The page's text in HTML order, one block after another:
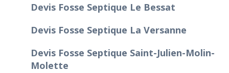
Devis Fosse Septique Le Bessat
Devis Fosse Septique La Versanne
Devis Fosse Septique Saint-Julien-Molin-
Molette